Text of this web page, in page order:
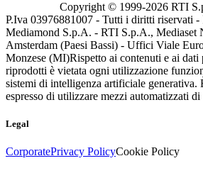
Copyright © 1999-2026 RTI
P.Iva 03976881007 - Tutti i diritti riservati -
Mediamond S.p.A. - RTI S.p.A., Mediaset
Amsterdam (Paesi Bassi) - Uffici Viale
Monzese (MI)Rispetto ai contenuti e ai dati
riprodotti è vietata ogni utilizzazione
sistemi di intelligenza artificiale generativa.
espresso di utilizzare mezzi automatizzati di
Legal
CorporatePrivacy PolicyCookie Policy